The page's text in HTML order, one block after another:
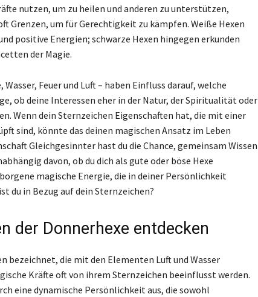
nutzen, um zu heilen und anderen zu unterstützen,
Grenzen, um für Gerechtigkeit zu kämpfen. Weiße Hexen
positive Energien; schwarze Hexen hingegen erkunden
der Magie.
Wasser, Feuer und Luft – haben Einfluss darauf, welche
ob deine Interessen eher in der Natur, der Spiritualität oder
Wenn dein Sternzeichen Eigenschaften hat, die mit einer
sind, könnte das deinen magischen Ansatz im Leben
Gleichgesinnter hast du die Chance, gemeinsam Wissen
davon, ob du dich als gute oder böse Hexe
magische Energie, die in deiner Persönlichkeit
du in Bezug auf dein Sternzeichen?
der Donnerhexe entdecken
bezeichnet, die mit den Elementen Luft und Wasser
Kräfte oft von ihrem Sternzeichen beeinflusst werden.
eine dynamische Persönlichkeit aus, die sowohl